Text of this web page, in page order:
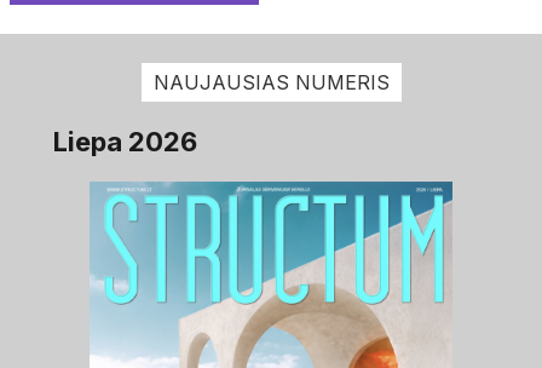
NAUJAUSIAS NUMERIS
Liepa 2026